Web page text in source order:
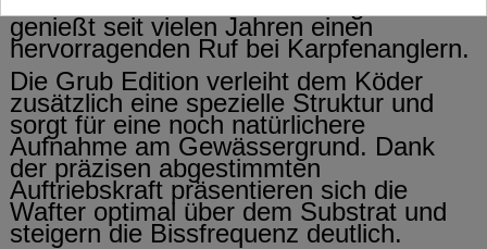
genießt seit vielen Jahren einen
hervorragenden Ruf bei Karpfenanglern.
Die Grub Edition verleiht dem Köder
zusätzlich eine spezielle Struktur und
sorgt für eine noch natürlichere
Aufnahme am Gewässergrund. Dank
der präzisen abgestimmten
Auftriebskraft präsentieren sich die
Wafter optimal über dem Substrat und
steigern die Bissfrequenz deutlich.